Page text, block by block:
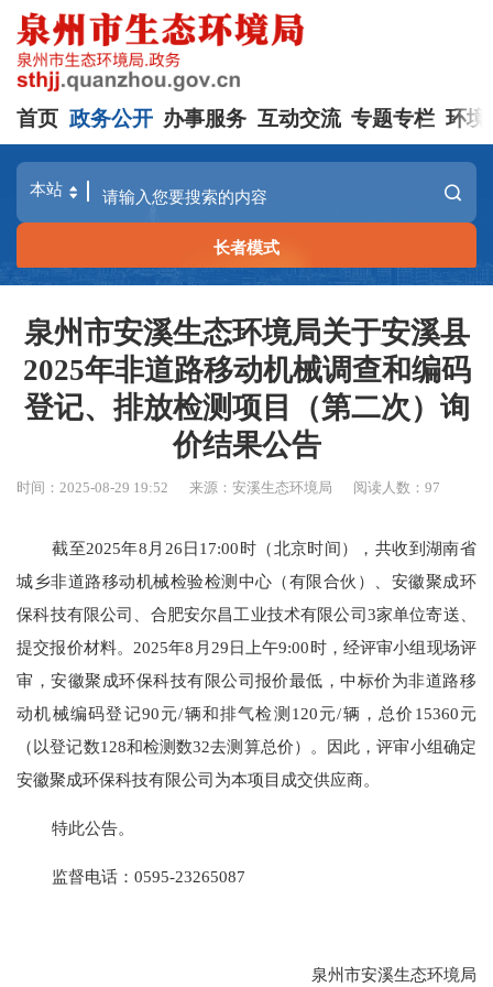
首页 政务公开 办事服务 互动交流 专题专栏 环境
长者模式
泉州市安溪生态环境局关于安溪县
2025年非道路移动机械调查和编码
登记、排放检测项目（第二次）询
价结果公告
时间：2025-08-29 19:52 来源：安溪生态环境局 阅读人数：97
截至2025年8月26日17:00时（北京时间），共收到湖南省
城乡非道路移动机械检验检测中心（有限合伙）、安徽聚成环
保科技有限公司、合肥安尔昌工业技术有限公司3家单位寄送、
提交报价材料。2025年8月29日上午9:00时，经评审小组现场评
审，安徽聚成环保科技有限公司报价最低，中标价为非道路移
动机械编码登记90元/辆和排气检测120元/辆，总价15360元
（以登记数128和检测数32去测算总价）。因此，评审小组确定
安徽聚成环保科技有限公司为本项目成交供应商。
特此公告。
监督电话：0595-23265087
泉州市安溪生态环境局